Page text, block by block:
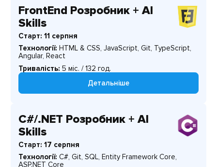
FrontEnd Розробник + AI
Skills
Старт: 11 серпня
Технології:HTML & CSS, JavaScript, Git, TypeScript,
Angular, React
Тривалість:5 міс. / 132 год.
Детальніше
C#/.NET Розробник + AI
Skills
Старт: 17 серпня
Технології:C#, Git, SQL, Entity Framework Core,
ASP.NET Core